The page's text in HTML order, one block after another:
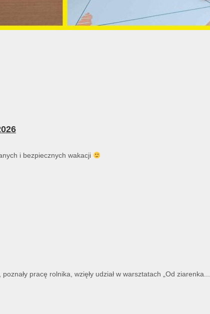
i bezpiecznych wakacji
pracę rolnika, wzięły udział w warsztatach „Od ziarenka...